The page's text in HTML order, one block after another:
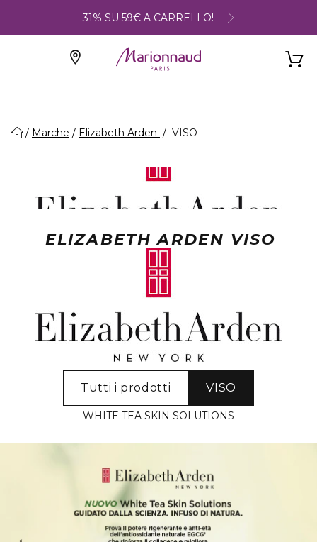
-31% SU 59€ A CARRELLO!
Marche Elizabeth Arden VISO
ELIZABETH ARDEN VISO
Tutti i prodotti VISO
WHITE TEA SKIN SOLUTIONS